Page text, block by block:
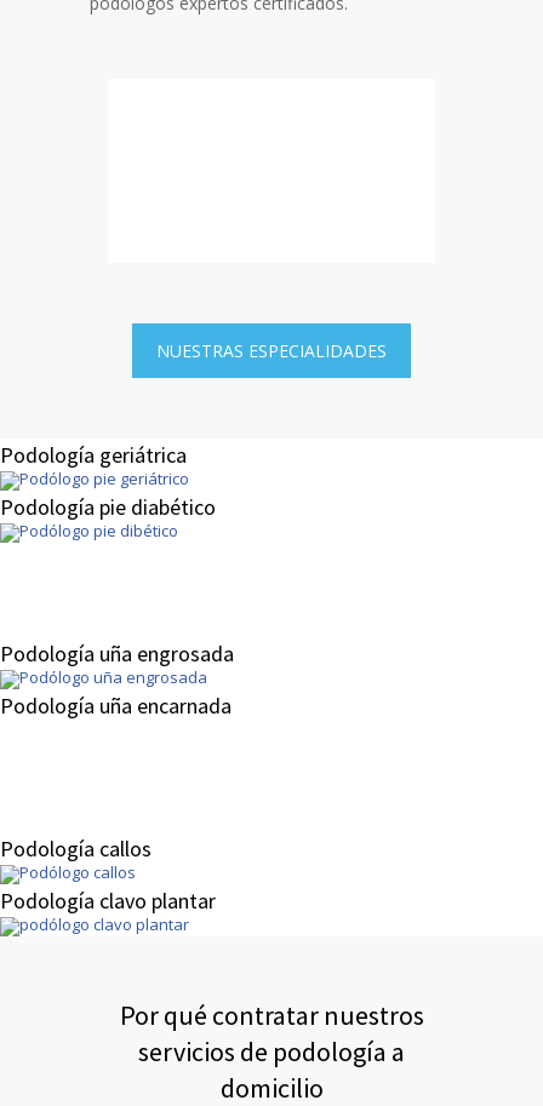
NUESTRAS ESPECIALIDADES
Podología geriátrica
Podología pie diabético
Podología uña engrosada
Podología uña encarnada
Podología callos
Podología clavo plantar
Por qué contratar nuestros
servicios de podología a
domicilio